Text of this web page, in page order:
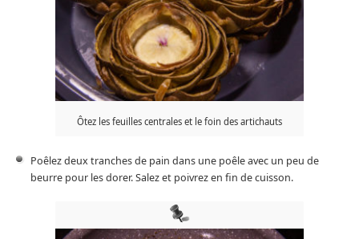
Ôtez les feuilles centrales et le foin des artichauts
Poêlez deux tranches de pain dans une poêle avec un peu de
beurre pour les dorer. Salez et poivrez en fin de cuisson.